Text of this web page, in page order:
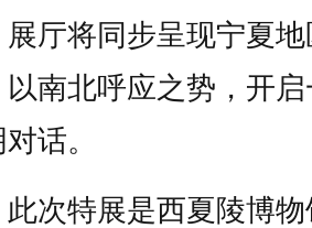
厅将同步呈现宁夏
南北呼应之势，开
话。
特展是西夏陵博物